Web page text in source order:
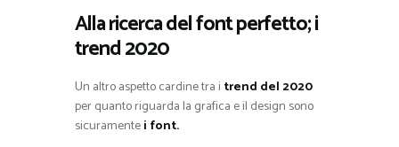
Alla ricerca del font perfetto; i
trend 2020
Un altro aspetto cardine tra i trend del 2020
per quanto riguarda la grafica e il design sono
sicuramentei font.